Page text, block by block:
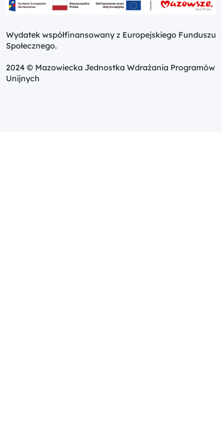
Wydatek współfinansowany z Europejskiego Funduszu
Społecznego.
2024 © Mazowiecka Jednostka Wdrażania Programów
Unijnych